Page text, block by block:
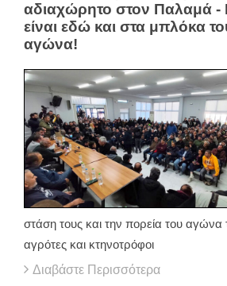
αδιαχώρητο στον Παλαμά -
είναι εδώ και στα μπλόκα
αγώνα!
στάση τους και την πορεία του αγώνα
αγρότες και κτηνοτρόφοι
Διαβάστε Περισσότερα